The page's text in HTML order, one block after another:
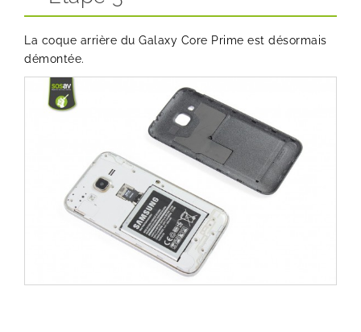
La coque arrière du Galaxy Core Prime est désormais
démontée.